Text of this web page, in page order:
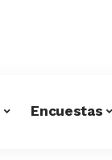
Encuestas